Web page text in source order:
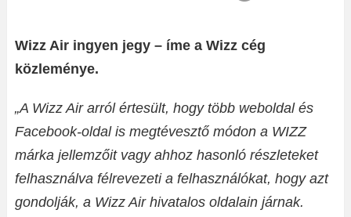
Wizz Air ingyen jegy – íme a Wizz cég
közleménye.
„A Wizz Air arról értesült, hogy több weboldal és
Facebook-oldal is megtévesztő módon a WIZZ
márka jellemzőit vagy ahhoz hasonló részleteket
felhasználva félrevezeti a felhasználókat, hogy azt
gondolják, a Wizz Air hivatalos oldalain járnak.